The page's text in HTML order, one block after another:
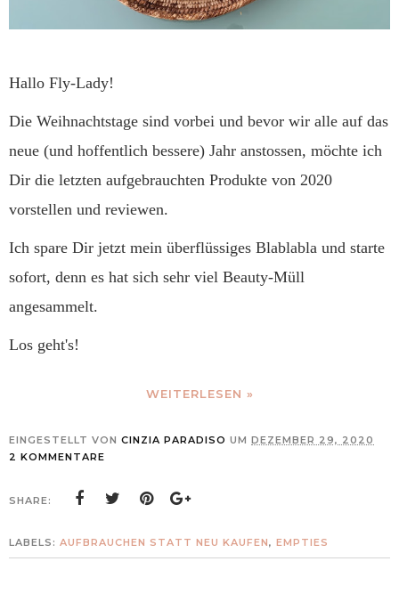
Hallo Fly-Lady!
Die Weihnachtstage sind vorbei und bevor wir alle auf das
neue (und hoffentlich bessere) Jahr anstossen, möchte ich
Dir die letzten aufgebrauchten Produkte von 2020
vorstellen und reviewen.
Ich spare Dir jetzt mein überflüssiges Blablabla und starte
sofort, denn es hat sich sehr viel Beauty-Müll
angesammelt.
Los geht's!
WEITERLESEN »
EINGESTELLT VON CINZIA PARADISO UM DEZEMBER 29, 2020
2 KOMMENTARE
SHARE:
LABELS: AUFBRAUCHEN STATT NEU KAUFEN, EMPTIES